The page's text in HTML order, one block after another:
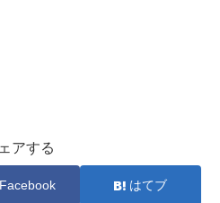
アする
Facebook はてブ